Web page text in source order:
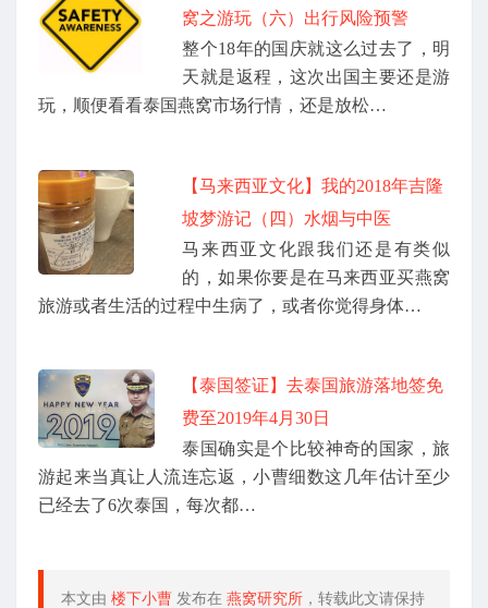
窝之游玩（六）出行风险预警
整个18年的国庆就这么过去了，明
天就是返程，这次出国主要还是游
玩，顺便看看泰国燕窝市场行情，还是放松…
【马来西亚文化】我的2018年吉隆
坡梦游记（四）水烟与中医
马来西亚文化跟我们还是有类似
的，如果你要是在马来西亚买燕窝
旅游或者生活的过程中生病了，或者你觉得身体…
【泰国签证】去泰国旅游落地签免
费至2019年4月30日
泰国确实是个比较神奇的国家，旅
游起来当真让人流连忘返，小曹细数这几年估计至少
已经去了6次泰国，每次都…
本文由 楼下小曹 发布在 燕窝研究所 ，转载此文请保持